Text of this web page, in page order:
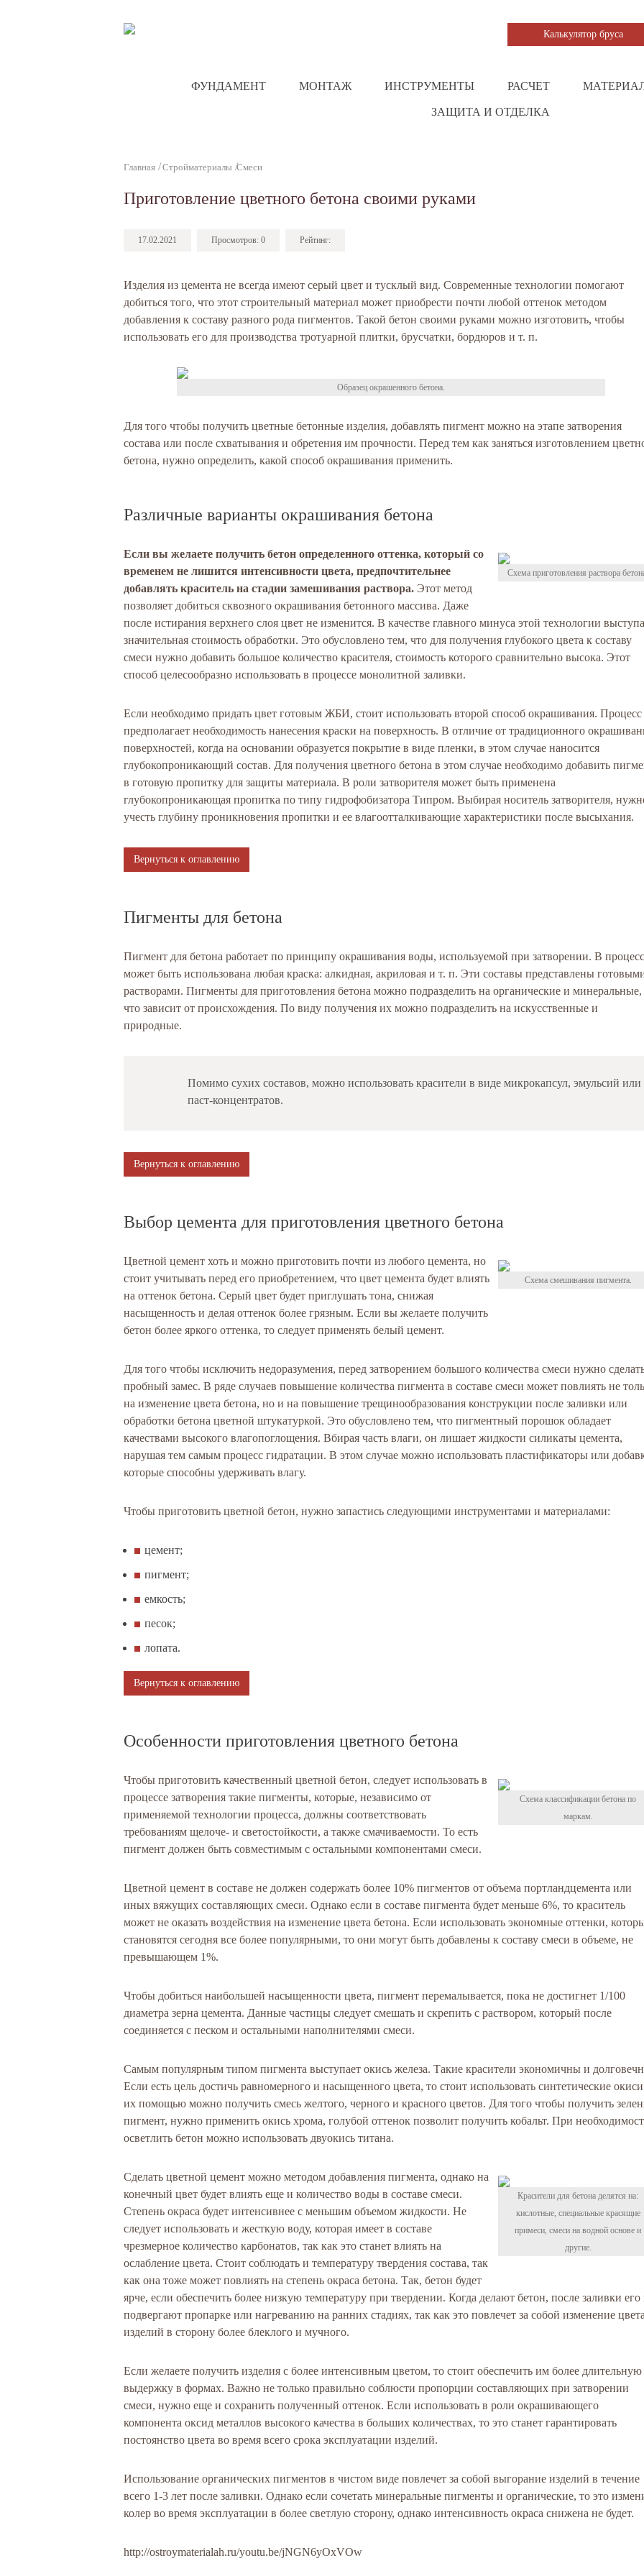
Калькулятор бруса
ФУНДАМЕНТ МОНТАЖ ИНСТРУМЕНТЫ РАСЧЕТ
ЗАЩИТА И ОТДЕЛКА
Главная Стройматериалы Смеси
Приготовление цветного бетона своими руками
17.02.2021 Просмотров: 0 Рейтинг:
Изделия из цемента не всегда имеют серый цвет и тусклый вид. Современные технологии помогают
добиться того, что этот строительный материал может приобрести почти любой оттенок методом
добавления к составу разного рода пигментов. Такой бетон своими руками можно изготовить, чтобы
использовать его для производства тротуарной плитки, брусчатки, бордюров и т. п.
Образец окрашенного бетона.
Для того чтобы получить цветные бетонные изделия, добавлять пигмент можно на этапе затворения
состава или после схватывания и обретения им прочности. Перед тем как заняться изготовлением
бетона, нужно определить, какой способ окрашивания применить.
Различные варианты окрашивания бетона
Схема приготовления раствора
Если вы желаете получить бетон определенного оттенка, который со
временем не лишится интенсивности цвета, предпочтительнее
добавлять краситель на стадии замешивания раствора. Этот метод
позволяет добиться сквозного окрашивания бетонного массива. Даже
после истирания верхнего слоя цвет не изменится. В качестве главного минуса этой технологии
значительная стоимость обработки. Это обусловлено тем, что для получения глубокого цвета к составу
смеси нужно добавить большое количество красителя, стоимость которого сравнительно высока. Этот
способ целесообразно использовать в процессе монолитной заливки.
Если необходимо придать цвет готовым ЖБИ, стоит использовать второй способ окрашивания. Процесс
предполагает необходимость нанесения краски на поверхность. В отличие от традиционного
поверхностей, когда на основании образуется покрытие в виде пленки, в этом случае наносится
глубокопроникающий состав. Для получения цветного бетона в этом случае необходимо добавить
в готовую пропитку для защиты материала. В роли затворителя может быть применена
глубокопроникающая пропитка по типу гидрофобизатора Типром. Выбирая носитель затворителя,
учесть глубину проникновения пропитки и ее влагоотталкивающие характеристики после высыхания.
Вернуться к оглавлению
Пигменты для бетона
Пигмент для бетона работает по принципу окрашивания воды, используемой при затворении. В
может быть использована любая краска: алкидная, акриловая и т. п. Эти составы представлены
растворами. Пигменты для приготовления бетона можно подразделить на органические и минеральные,
что зависит от происхождения. По виду получения их можно подразделить на искусственные и
природные.
Помимо сухих составов, можно использовать красители в виде микрокапсул, эмульсий или
паст-концентратов.
Вернуться к оглавлению
Выбор цемента для приготовления цветного бетона
Схема смешивания пигмента.
Цветной цемент хоть и можно приготовить почти из любого цемента, но
стоит учитывать перед его приобретением, что цвет цемента будет влиять
на оттенок бетона. Серый цвет будет приглушать тона, снижая
насыщенность и делая оттенок более грязным. Если вы желаете получить
бетон более яркого оттенка, то следует применять белый цемент.
Для того чтобы исключить недоразумения, перед затворением большого количества смеси нужно
пробный замес. В ряде случаев повышение количества пигмента в составе смеси может повлиять не
на изменение цвета бетона, но и на повышение трещинообразования конструкции после заливки или
обработки бетона цветной штукатуркой. Это обусловлено тем, что пигментный порошок обладает
качествами высокого влагопоглощения. Вбирая часть влаги, он лишает жидкости силикаты цемента,
нарушая тем самым процесс гидратации. В этом случае можно использовать пластификаторы или
которые способны удерживать влагу.
Чтобы приготовить цветной бетон, нужно запастись следующими инструментами и материалами:
цемент;
пигмент;
емкость;
песок;
лопата.
Вернуться к оглавлению
Особенности приготовления цветного бетона
Схема классификации бетона по
маркам.
Чтобы приготовить качественный цветной бетон, следует использовать в
процессе затворения такие пигменты, которые, независимо от
применяемой технологии процесса, должны соответствовать
требованиям щелоче- и светостойкости, а также смачиваемости. То есть
пигмент должен быть совместимым с остальными компонентами смеси.
Цветной цемент в составе не должен содержать более 10% пигментов от объема портландцемента или
иных вяжущих составляющих смеси. Однако если в составе пигмента будет меньше 6%, то краситель
может не оказать воздействия на изменение цвета бетона. Если использовать экономные оттенки,
становятся сегодня все более популярными, то они могут быть добавлены к составу смеси в объеме, не
превышающем 1%.
Чтобы добиться наибольшей насыщенности цвета, пигмент перемалывается, пока не достигнет 1/100
диаметра зерна цемента. Данные частицы следует смешать и скрепить с раствором, который после
соединяется с песком и остальными наполнителями смеси.
Самым популярным типом пигмента выступает окись железа. Такие красители экономичны и
Если есть цель достичь равномерного и насыщенного цвета, то стоит использовать синтетические
их помощью можно получить смесь желтого, черного и красного цветов. Для того чтобы получить
пигмент, нужно применить окись хрома, голубой оттенок позволит получить кобальт. При
осветлить бетон можно использовать двуокись титана.
Красители для бетона делятся на:
кислотные, специальные красящие
примеси, смеси на водной основе и
другие.
Сделать цветной цемент можно методом добавления пигмента, однако на
конечный цвет будет влиять еще и количество воды в составе смеси.
Степень окраса будет интенсивнее с меньшим объемом жидкости. Не
следует использовать и жесткую воду, которая имеет в составе
чрезмерное количество карбонатов, так как это станет влиять на
ослабление цвета. Стоит соблюдать и температуру твердения состава, так
как она тоже может повлиять на степень окраса бетона. Так, бетон будет
ярче, если обеспечить более низкую температуру при твердении. Когда делают бетон, после заливки его
подвергают пропарке или нагреванию на ранних стадиях, так как это повлечет за собой изменение
изделий в сторону более блеклого и мучного.
Если желаете получить изделия с более интенсивным цветом, то стоит обеспечить им более длительную
выдержку в формах. Важно не только правильно соблюсти пропорции составляющих при затворении
смеси, нужно еще и сохранить полученный оттенок. Если использовать в роли окрашивающего
компонента оксид металлов высокого качества в больших количествах, то это станет гарантировать
постоянство цвета во время всего срока эксплуатации изделий.
Использование органических пигментов в чистом виде повлечет за собой выгорание изделий в течение
всего 1-3 лет после заливки. Однако если сочетать минеральные пигменты и органические, то это
колер во время эксплуатации в более светлую сторону, однако интенсивность окраса снижена не будет.
http://ostroymaterialah.ru/youtu.be/jNGN6yOxVOw